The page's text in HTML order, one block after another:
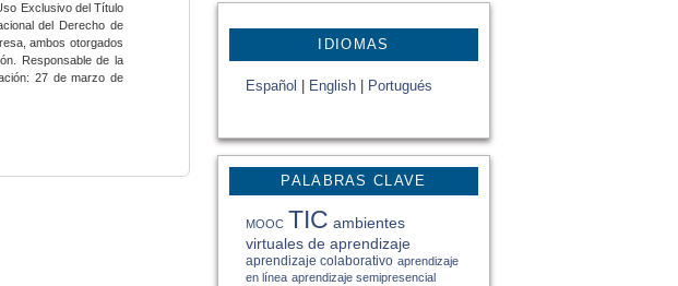
IDIOMAS
Español English Portugués
PALABRAS CLAVE
MOOC TIC ambientes
virtuales de aprendizaje
aprendizaje colaborativo aprendizaje
en línea aprendizaje semipresencial
Exclusivo del Título
del Derecho de
ambos otorgados
Responsable de la
27 de marzo de